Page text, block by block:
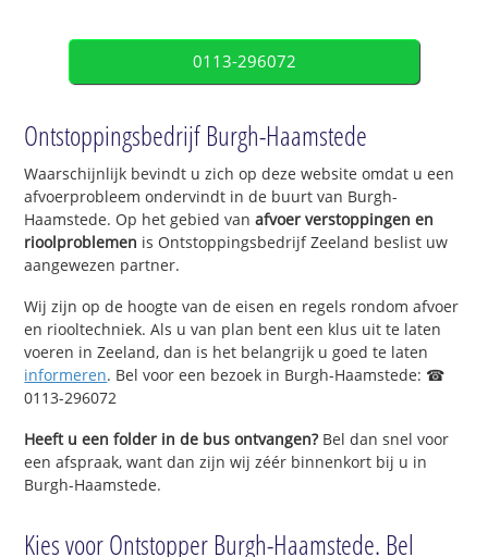
0113-296072
Ontstoppingsbedrijf Burgh-Haamstede
Waarschijnlijk bevindt u zich op deze website omdat u een
afvoerprobleem ondervindt in de buurt van Burgh-
Haamstede. Op het gebied vanafvoer verstoppingen en
rioolproblemen is Ontstoppingsbedrijf Zeeland beslist uw
aangewezen partner.
Wij zijn op de hoogte van de eisen en regels rondom afvoer
en riooltechniek. Als u van plan bent een klus uit te laten
voeren in Zeeland, dan is het belangrijk u goed te laten
informeren. Bel voor een bezoek in Burgh-Haamstede: ☎
0113-296072
Heeft u een folder in de bus ontvangen?Bel dan snel voor
een afspraak, want dan zijn wij zéér binnenkort bij u in
Burgh-Haamstede.
Kies voor Ontstopper Burgh-Haamstede. Bel